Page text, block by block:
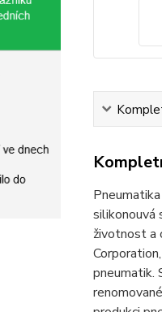
silikonouvá
životnost a
pneumatik.